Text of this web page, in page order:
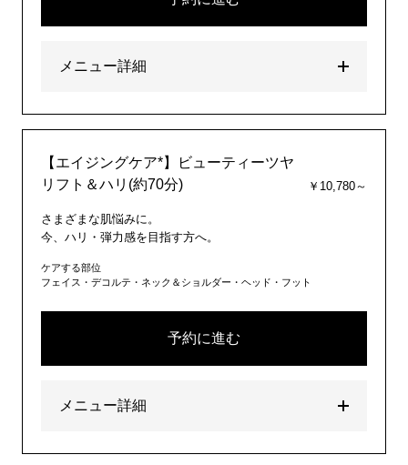
メニュー詳細
【エイジングケア*】ビューティーツヤ
リフト＆ハリ(約70分)
￥10,780～
さまざまな肌悩みに。
今、ハリ・弾力感を目指す方へ。
ケアする部位
フェイス・デコルテ・ネック＆ショルダー・ヘッド・フット
予約に進む
メニュー詳細